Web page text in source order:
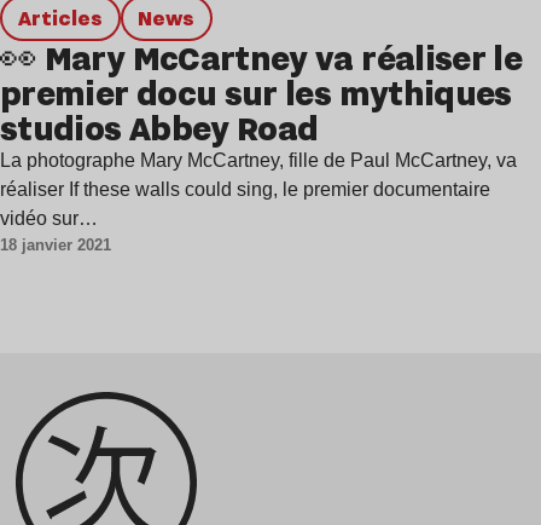
Articles news
👀 Mary McCartney va réaliser le
premier docu sur les mythiques
studios Abbey Road
La photographe Mary McCartney, fille de Paul McCartney, va
réaliser If these walls could sing, le premier documentaire
vidéo sur…
18 janvier 2021